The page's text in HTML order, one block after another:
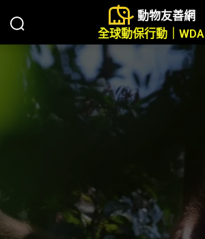
動物友善網
全球動保行動｜WDA